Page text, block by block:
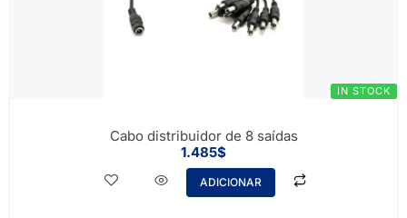
IN STOCK
Cabo distribuidor de 8 saídas
1.485$
ADICIONAR